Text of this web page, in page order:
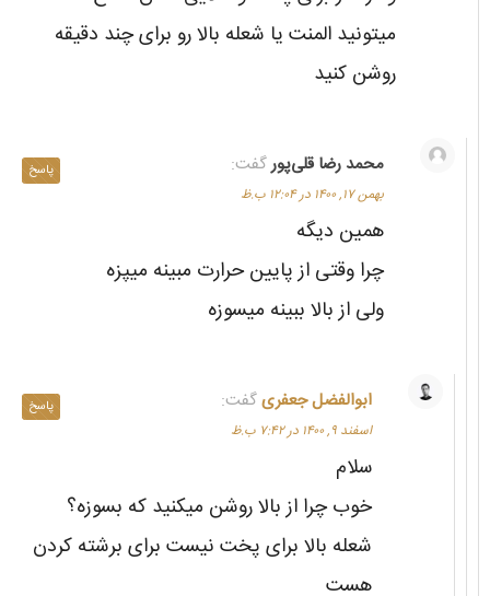
میتونید المنت یا شعله بالا رو برای چند دقیقه
روشن کنید
محمد رضا قلی‌پورگفت:
بهمن ۱۷, ۱۴۰۰ در ۱۲:۰۴ ب.ظ
همین دیگه
چرا وقتی از پایین حرارت مبینه میپزه
ولی از بالا ببینه میسوزه
پاسخ
ابوالفضل جعفریگفت:
اسفند ۹, ۱۴۰۰ در ۷:۴۲ ب.ظ
سلام
خوب چرا از بالا روشن میکنید که بسوزه؟
شعله بالا برای پخت نیست برای برشته کردن
هست
پاسخ